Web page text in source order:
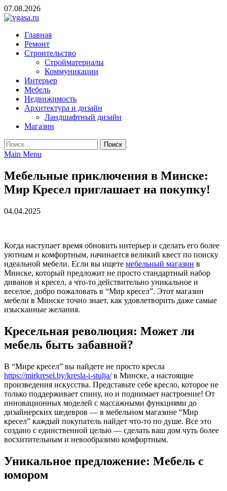
Skip
to
07.08.2026
vgasa.ru
Строительный журнал. Всё о строительстве и ремонтах
Главная
Ремонт
Строительство
Стройматериалы
Коммуникации
Интерьер
Мебель
Недвижимость
Архитектура и дизайн
Ландшафтный дизайн
Магазин
Найти:
Main Menu
Мебельные приключения в Минске:
Мир Кресел приглашает на покупку!
04.04.2025
Когда наступает время обновить интерьер и сделать его более
уютным и комфортным, начинается великий квест по поиску
идеальной мебели. Если вы ищете мебельный магазин в
Минске, который предложит не просто стандартный набор
диванов и кресел, а что-то действительно уникальное и
веселое, добро пожаловать в “Мир кресел”. Этот магазин
мебели в Минске точно знает, как удовлетворить даже самые
изысканные желания.
Кресельная революция: Может ли
мебель быть забавной?
В “Мире кресел” вы найдете не просто кресла
https://mirkresel.by/kresla-i-stulja/в Минске, а настоящие
произведения искусства. Представьте себе кресло, которое не
только поддерживает спину, но и поднимает настроение! От
инновационных моделей с массажными функциями до
дизайнерских шедевров — в мебельном магазине “Мир
кресел” каждый покупатель найдет что-то по душе. Все это
создано с единственной целью — сделать ваш дом чуть более
восхитительным и невообразимо комфортным.
Уникальное предложение: Мебель с
юмором